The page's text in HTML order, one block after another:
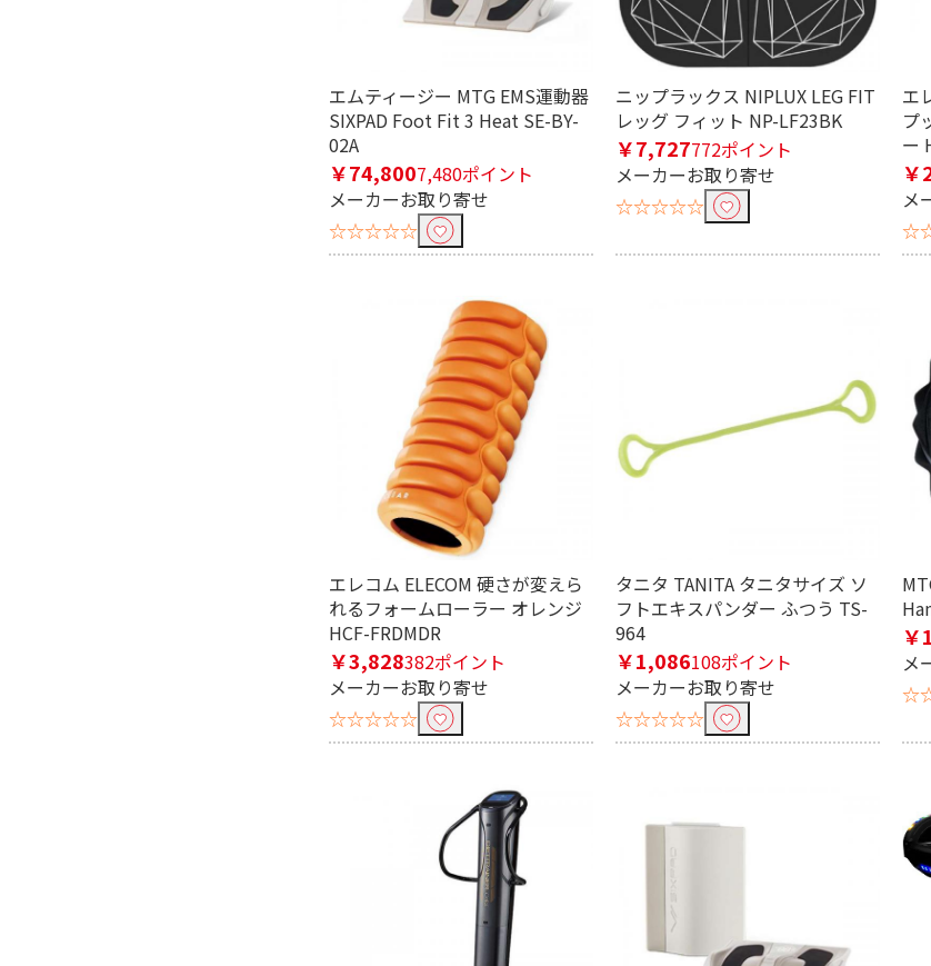
エムティージー MTG EMS運動器
SIXPAD Foot Fit 3 Heat SE-BY-
02A
￥74,8007,480ポイント
メーカーお取り寄せ
☆☆☆☆☆
ニップラックス NIPLUX LEG FIT
レッグ フィット NP-LF23BK
￥7,727772ポイント
メーカーお取り寄せ
☆☆☆☆☆
エ
プ
ー
￥
メ
エレコム ELECOM 硬さが変えら
れるフォームローラー オレンジ
HCF-FRDMDR
￥3,828382ポイント
メーカーお取り寄せ
☆☆☆☆☆
タニタ TANITA タニタサイズ ソ
フトエキスパンダー ふつう TS-
964
￥1,086108ポイント
メーカーお取り寄せ
☆☆☆☆☆
メ